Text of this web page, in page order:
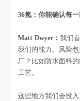
36氪：你能确认每
Matt Dwyer：我们
我们的能力。风险
厂？比如防水面料
工艺。
这些地方我们会投